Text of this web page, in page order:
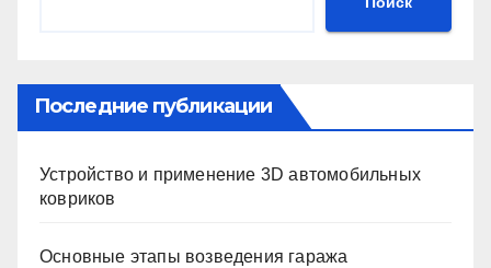
Последние публикации
Устройство и применение 3D автомобильных
ковриков
Основные этапы возведения гаража